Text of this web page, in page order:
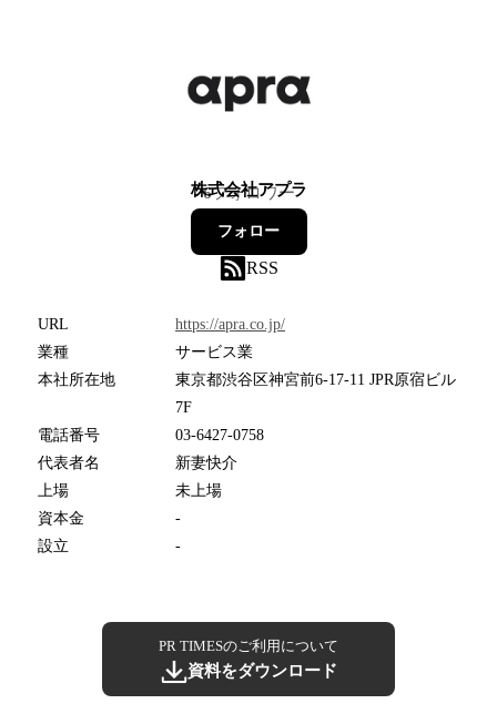
株式会社アプラ
6フォロワー
フォロー
RSS
URL
https://apra.co.jp/
業種
サービス業
本社所在地
東京都渋谷区神宮前6-17-11 JPR原宿ビル
7F
電話番号
03-6427-0758
代表者名
新妻快介
上場
未上場
資本金
-
設立
-
PR TIMESのご利用について
資料をダウンロード